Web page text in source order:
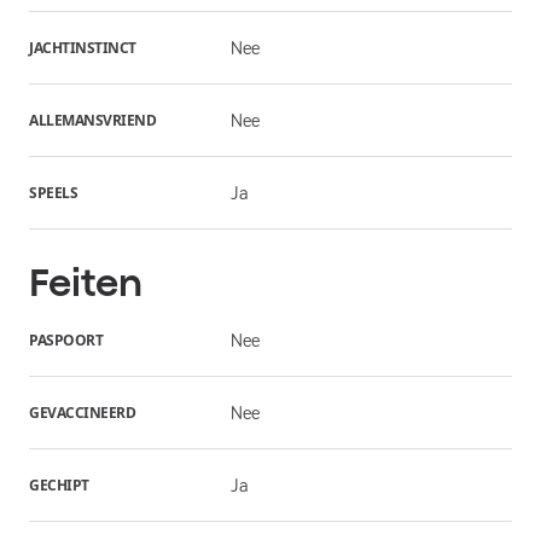
JACHTINSTINCT Nee
ALLEMANSVRIEND Nee
SPEELS Ja
Feiten
PASPOORT Nee
GEVACCINEERD Nee
GECHIPT Ja